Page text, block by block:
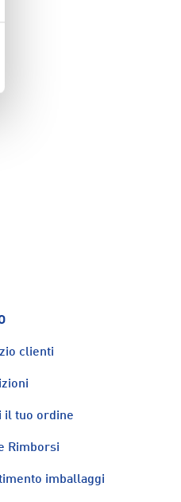
clienti
il tuo ordine
Rimborsi
imballaggi